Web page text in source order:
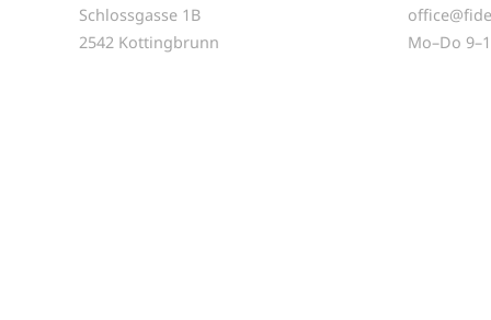
Schlossgasse 1B
2542 Kottingbrunn
Mo–Do